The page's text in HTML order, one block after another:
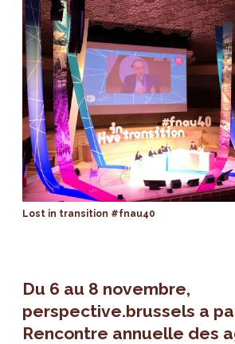
Lost in transition #fnau40
Du 6 au 8 novembre,
perspective.brussels a
Rencontre annuelle des